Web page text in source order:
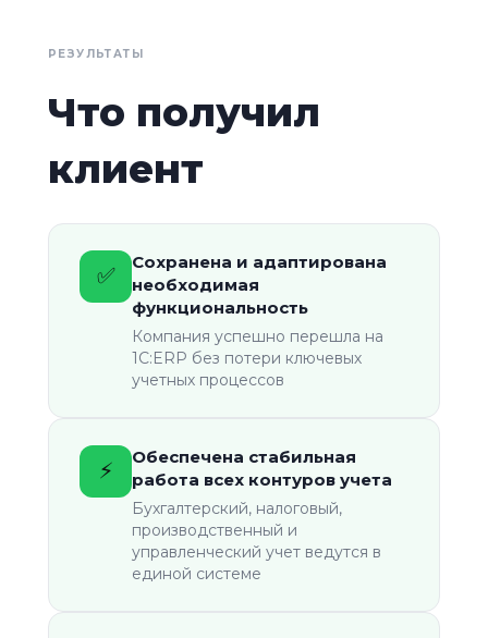
РЕЗУЛЬТАТЫ
Что получил
клиент
✅
Сохранена и адаптирована
необходимая
функциональность
Компания успешно перешла на
1С:ERP без потери ключевых
учетных процессов
⚡️
Обеспечена стабильная
работа всех контуров учета
Бухгалтерский, налоговый,
производственный и
управленческий учет ведутся в
единой системе